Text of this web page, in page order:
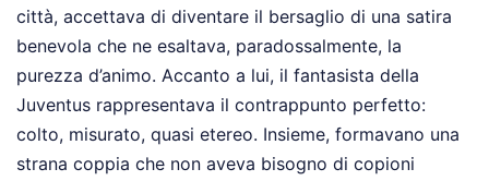
città, accettava di diventare il bersaglio di una satira
benevola che ne esaltava, paradossalmente, la
purezza d’animo. Accanto a lui, il fantasista della
Juventus rappresentava il contrappunto perfetto:
colto, misurato, quasi etereo. Insieme, formavano una
strana coppia che non aveva bisogno di copioni